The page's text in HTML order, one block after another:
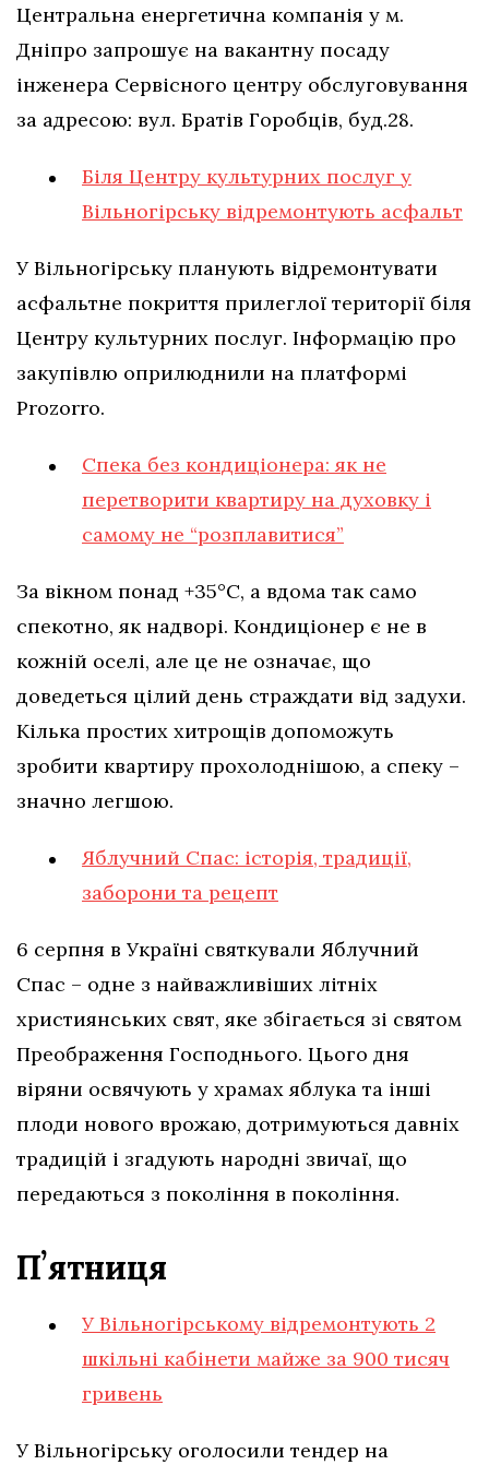
Центральна енергетична компанія у м.
Дніпро запрошує на вакантну посаду
інженера Сервісного центру обслуговування
за адресою: вул. Братів Горобців, буд.28.
Біля Центру культурних послуг у
Вільногірську відремонтують асфальт
У Вільногірську планують відремонтувати
асфальтне покриття прилеглої території біля
Центру культурних послуг. Інформацію про
закупівлю оприлюднили на платформі
Prozorro.
Спека без кондиціонера: як не
перетворити квартиру на духовку і
самому не “розплавитися”
За вікном понад +35°C, а вдома так само
спекотно, як надворі. Кондиціонер є не в
кожній оселі, але це не означає, що
доведеться цілий день страждати від задухи.
Кілька простих хитрощів допоможуть
зробити квартиру прохолоднішою, а спеку –
значно легшою.
Яблучний Спас: історія, традиції,
заборони та рецепт
6 серпня в Україні святкували Яблучний
Спас – одне з найважливіших літніх
християнських свят, яке збігається зі святом
Преображення Господнього. Цього дня
віряни освячують у храмах яблука та інші
плоди нового врожаю, дотримуються давніх
традицій і згадують народні звичаї, що
передаються з покоління в покоління.
Пʼятниця
У Вільногірському відремонтують 2
шкільні кабінети майже за 900 тисяч
гривень
У Вільногірську оголосили тендер на